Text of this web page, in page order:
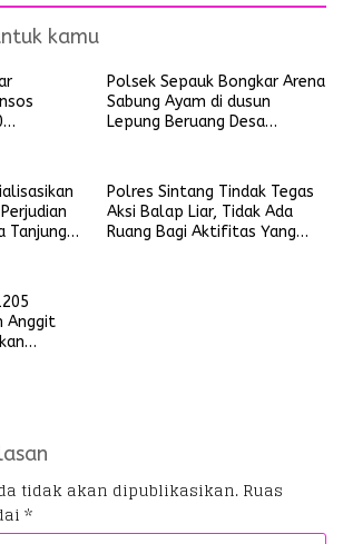
kamu
Polsek Sepauk Bongkar Arena
Sabung Ayam di dusun
Lepung Beruang Desa
Tanjung
Polres Sintang Tindak Tegas
Aksi Balap Liar, Tidak Ada
Ruang Bagi Aktifitas Yang
Anggit
tidak akan dipublikasikan.Ruas
*